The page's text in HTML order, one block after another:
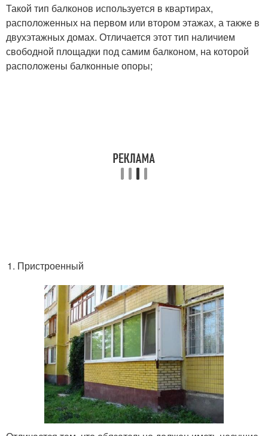
Такой тип балконов используется в квартирах,
расположенных на первом или втором этажах, а также в
двухэтажных домах. Отличается этот тип наличием
свободной площадки под самим балконом, на которой
расположены балконные опоры;
Пристроенный